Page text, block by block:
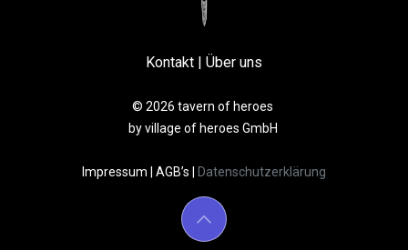
Kontakt | Über uns
© 2026 tavern of heroes
by village of heroes GmbH
Impressum AGB’s Datenschutzerklärung​